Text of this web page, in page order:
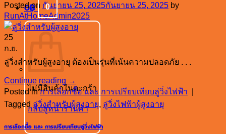
0฿ 0
ไม่มีสินค้าในตะกร้า
กลับสู่หน้าร้านค้า
Posted on กันยายน 25, 2025กันยายน 25, 2025 by
RunAtHomeAdmin2025
25
ก.ย.
ลู่วิ่งสำหรับผู้สูงอายุ ต้องเป็นรุ่นที่เน้นความปลอดภัย . . .
Continue reading →
Posted inการเลือกซื้อ และ การเปรียบเทียบลู่วิ่งไฟฟ้า
Tagged ลู่วิ่งสำหรับผู้สูงอายุ, ลู่วิ่งไฟฟ้าผู้สูงอายุ
การเลือกซื้อ และ การเปรียบเทียบลู่วิ่งไฟฟ้า